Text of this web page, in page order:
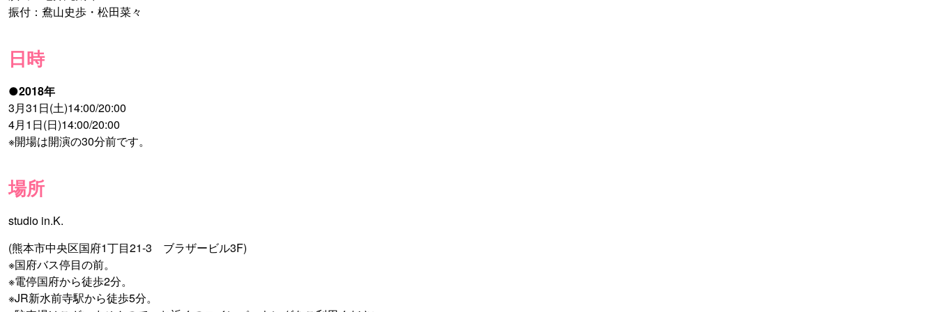
振付：鴦山史歩・松田菜々
日時
●2018年
3月31日(土)14:00/20:00
4月1日(日)14:00/20:00
※開場は開演の30分前です。
場所
studio in.K.
(熊本市中央区国府1丁目21-3 ブラザービル3F)
※国府バス停目の前。
※電停国府から徒歩2分。
※JR新水前寺駅から徒歩5分。